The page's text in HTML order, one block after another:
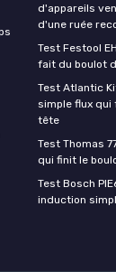
d'appareils
d'une ruée
Test Festool
fait du boulot
Test Atlantic
simple flux qui
tête
Test Thomas
qui finit le
Test Bosch
induction